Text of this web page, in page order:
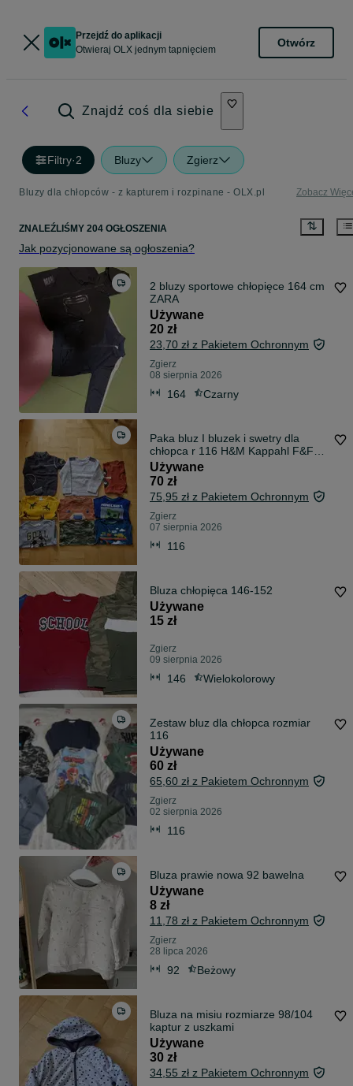
Przejdź do aplikacji
Otwieraj OLX jednym tapnięciem
Otwórz
Znajdź coś dla siebie
Filtry·2 Bluzy Zgierz
Bluzy dla chłopców - z kapturem i rozpinane - OLX.pl Zobacz
ZNALEŹLIŚMY 204 OGŁOSZENIA
Jak pozycjonowane są ogłoszenia?
2 bluzy sportowe chłopięce 164 cm
ZARA
Używane
20 zł
23,70 zł z Pakietem Ochronnym
Zgierz
08 sierpnia 2026
164 Czarny
Paka bluz I bluzek i swetry dla
chłopca r 116 H&M Kappahl F&F
Minecraft Cool club 51015
Używane
70 zł
75,95 zł z Pakietem Ochronnym
Zgierz
07 sierpnia 2026
116
Bluza chłopięca 146-152
Używane
15 zł
Zgierz
09 sierpnia 2026
146 Wielokolorowy
Zestaw bluz dla chłopca rozmiar
116
Używane
60 zł
65,60 zł z Pakietem Ochronnym
Zgierz
02 sierpnia 2026
116
Bluza prawie nowa 92 bawelna
Używane
8 zł
11,78 zł z Pakietem Ochronnym
Zgierz
28 lipca 2026
92 Beżowy
Bluza na misiu rozmiarze 98/104
kaptur z uszkami
Używane
30 zł
34,55 zł z Pakietem Ochronnym